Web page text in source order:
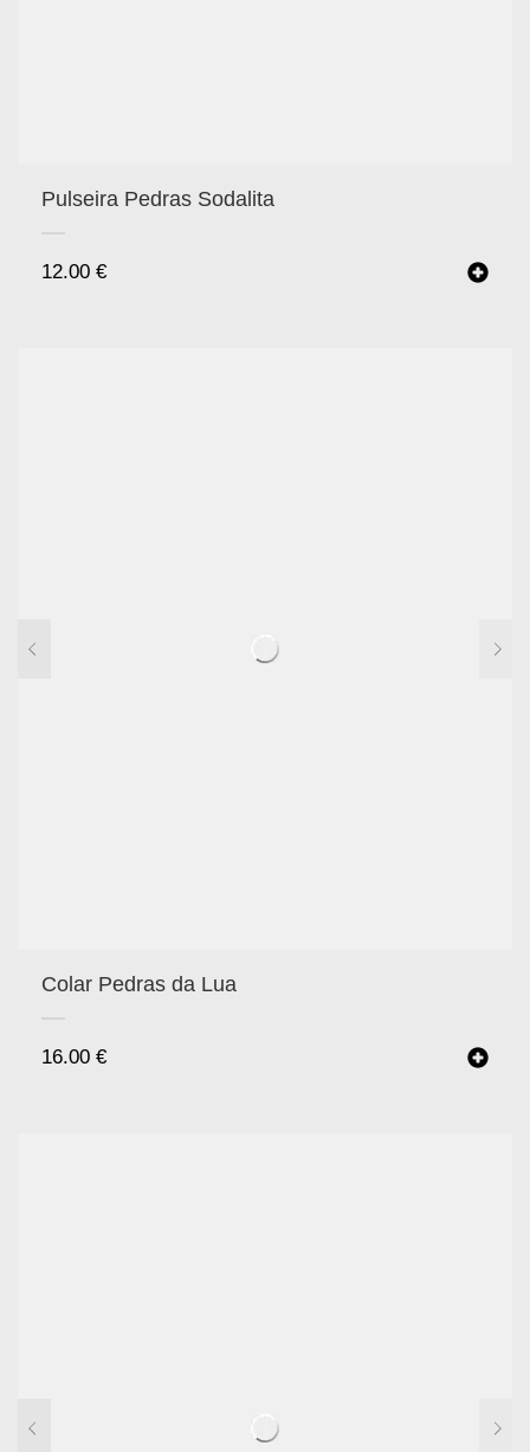
Pulseira Pedras Sodalita
12.00 €
Colar Pedras da Lua
16.00 €